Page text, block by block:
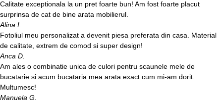
Calitate exceptionala la un pret foarte bun! Am fost foarte placut
surprinsa de cat de bine arata mobilierul.
Alina I.
Fotoliul meu personalizat a devenit piesa preferata din casa. Material
de calitate, extrem de comod si super design!
Anca D.
Am ales o combinatie unica de culori pentru scaunele mele de
bucatarie si acum bucataria mea arata exact cum mi-am dorit.
Multumesc!
Manuela G.